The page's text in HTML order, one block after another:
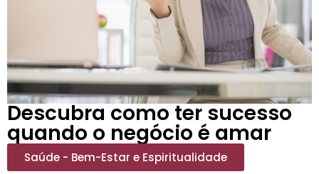
Descubra como ter sucesso
quando o negócio é amar
Saúde - Bem-Estar e Espiritualidade